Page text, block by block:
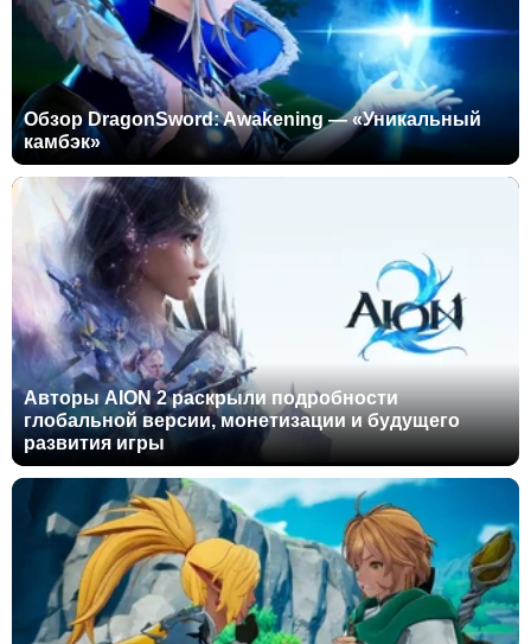
Обзор DragonSword: Awakening — «Уникальный
камбэк»
Авторы AION 2 раскрыли подробности
глобальной версии, монетизации и будущего
развития игры